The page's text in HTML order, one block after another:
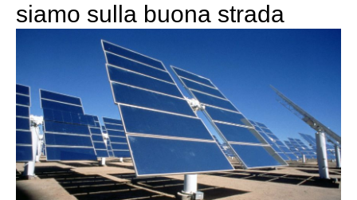
siamo sulla buona strada